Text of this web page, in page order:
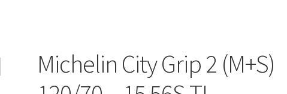
Michelin City Grip 2 (M+S)